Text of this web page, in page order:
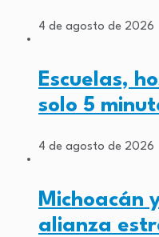
4 de agosto de 2026
Escuelas,
solo 5
4 de agosto de 2026
Michoacán
alianza